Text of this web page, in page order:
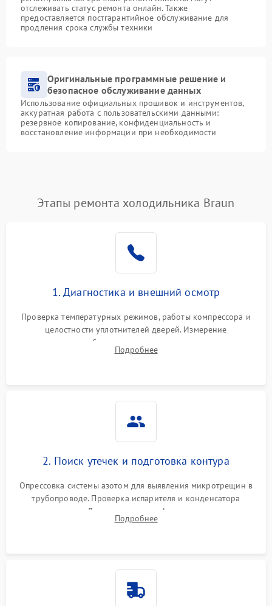
отслеживать статус ремонта онлайн. Также
предоставляется постгарантийное обслуживание для
продления срока службы техники
Оригинальные программные решение и
безопасное обслуживание данных
Использование официальных прошивок и инструментов,
аккуратная работа с пользовательскими данными:
резервное копирование, конфиденциальность и
восстановление информации при необходимости
Этапы ремонта холодильника Braun
1. Диагностика и внешний осмотр
Проверка температурных режимов, работы компрессора и
целостности уплотнителей дверей. Измерение
сопротивления обмоток мотора, проверка термостата и
считывание кодов ошибок с электронного дисплея.
Подробнее
2. Поиск утечек и подготовка контура
Опрессовка системы азотом для выявления микротрещин в
трубопроводе. Проверка испарителя и конденсатора
течеискателем. Демонтаж старого фильтра-осушителя и
продувка капиллярной трубки для устранения засоров.
Подробнее